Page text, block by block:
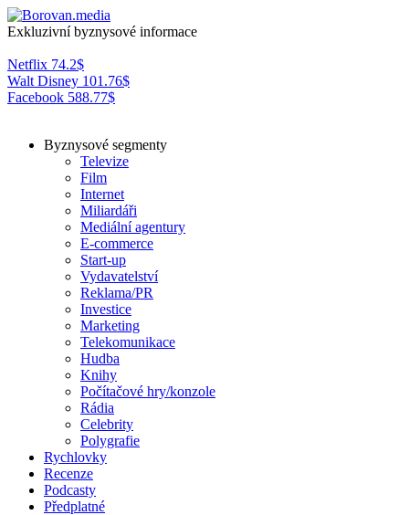
Exkluzivní byznysové informace
Netflix 74.2$
Walt Disney 101.76$
Facebook 588.77$
Byznysové segmenty
Televize
Film
Internet
Miliardáři
Mediální agentury
E-commerce
Start-up
Vydavatelství
Reklama/PR
Investice
Marketing
Telekomunikace
Hudba
Knihy
Počítačové hry/konzole
Rádia
Celebrity
Polygrafie
Rychlovky
Recenze
Podcasty
Předplatné